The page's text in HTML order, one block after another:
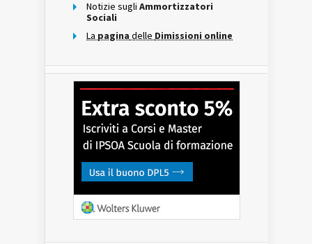
Notizie sugli Ammortizzatori
Sociali
La pagina delle Dimissioni online